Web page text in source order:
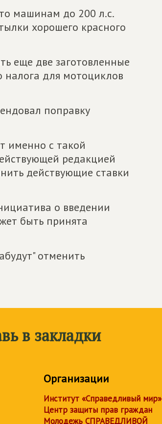
машинам до 200 л.с.
хорошего красного
еще две заготовленные
для мотоциклов
поправку
именно с такой
редакцией
действующие ставки
о введении
быть принята
отменить
в закладки
Организации
Институт «Справедливый мир»
Центр защиты прав граждан
Молодежь СПРАВЕДЛИВОЙ